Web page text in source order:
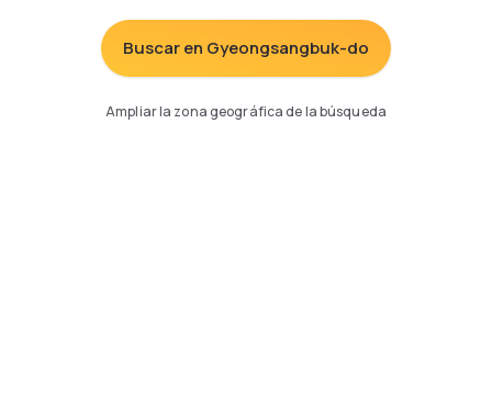
Buscar en Gyeongsangbuk-do
Ampliar la zona geográfica de la búsqueda